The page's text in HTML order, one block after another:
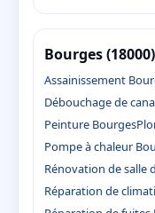
Bourges (18000)
Assainissement
Débouchage de
Peinture Bourges
Pompe à chaleur
Rénovation de salle
Réparation de